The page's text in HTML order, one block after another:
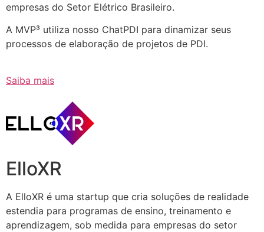
empresas do Setor Elétrico Brasileiro.
A MVP³ utiliza nosso ChatPDI para dinamizar seus
processos de elaboração de projetos de PDI.
Saiba mais
ElloXR
A ElloXR é uma startup que cria soluções de realidade
estendia para programas de ensino, treinamento e
aprendizagem, sob medida para empresas do setor